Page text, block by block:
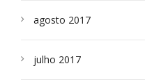
agosto 2017
julho 2017